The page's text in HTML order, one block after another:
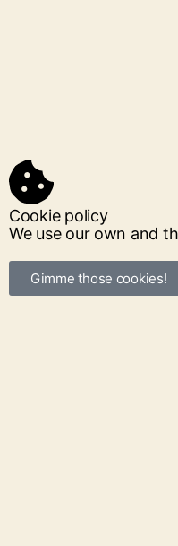
Cookie policy
We use our own and
Gimme those cookies!